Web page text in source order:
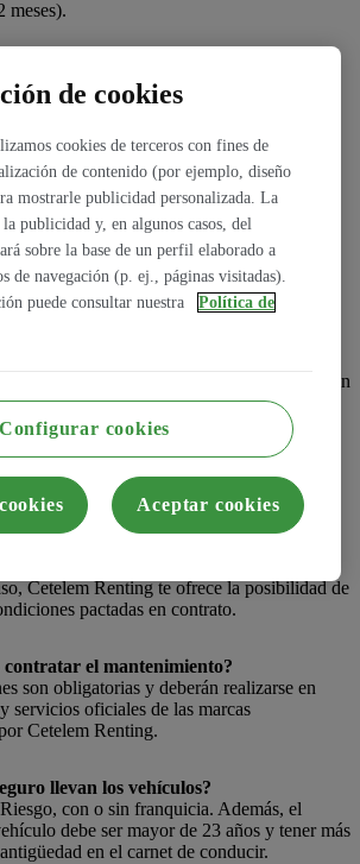
meses).
una cancelación anticipada conlleva una
de las cuotas pendientes de
de contrato, con los gastos
que lo firmes. Las cancelaciones se realizan
cada mes.
tu coche de renting al finalizar el
esta posibilidad al finalizar el contrato,
el comprador del vehículo no sea la misma
jurídica) que había contratado el Renting.
de compra, tres meses antes de la finalización
de vehículo.
más o menos kilómetros de los
se realizará al final del alquiler
de kilómetros realizados con los
Cetelem Renting te ofrece la posibilidad de
pactadas en contrato.
contratar el mantenimiento?
son obligatorias y deberán realizarse en
servicios oficiales de las marcas
Cetelem Renting.
llevan los vehículos?
con o sin franquicia. Además, el
debe ser mayor de 23 años y tener más
en el carnet de conducir.
de cookies
cookies de terceros con fines de
de contenido (por ejemplo, diseño
mostrarle publicidad personalizada. La
publicidad y, en algunos casos, del
sobre la base de un perfil elaborado a
de navegación (p. ej., páginas visitadas).
puede consultar nuestra
Política de
Configurar cookies
Aceptar cookies